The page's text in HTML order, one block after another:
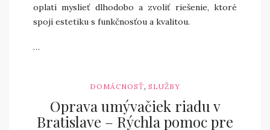
oplatí myslieť dlhodobo a zvoliť riešenie, ktoré
spojí estetiku s funkčnosťou a kvalitou.
…
DOMÁCNOSŤ, SLUŽBY
Oprava umývačiek riadu v
Bratislave – Rýchla pomoc pre